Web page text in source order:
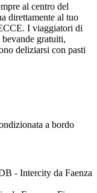
al centro del
direttamente al tuo
I viaggiatori di
gratuiti,
deliziarsi con pasti
a bordo
- Intercity da Faenza